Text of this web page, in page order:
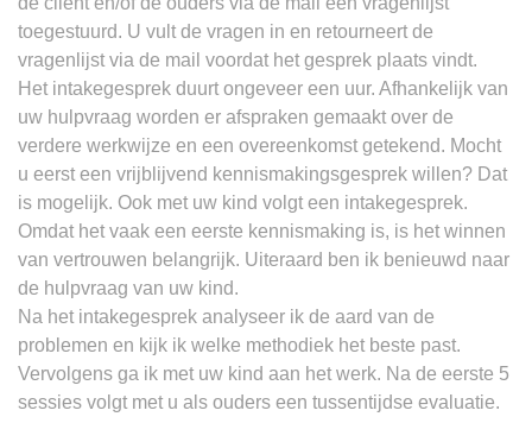
toegestuurd. U vult de vragen in en retourneert de
vragenlijst via de mail voordat het gesprek plaats vindt.
Het intakegesprek duurt ongeveer een uur. Afhankelijk van
uw hulpvraag worden er afspraken gemaakt over de
verdere werkwijze en een overeenkomst getekend. Mocht
u eerst een vrijblijvend kennismakingsgesprek willen? Dat
is mogelijk. Ook met uw kind volgt een intakegesprek.
Omdat het vaak een eerste kennismaking is, is het winnen
van vertrouwen belangrijk. Uiteraard ben ik benieuwd naar
de hulpvraag van uw kind.
Na het intakegesprek analyseer ik de aard van de
problemen en kijk ik welke methodiek het beste past.
Vervolgens ga ik met uw kind aan het werk. Na de eerste 5
sessies volgt met u als ouders een tussentijdse evaluatie.